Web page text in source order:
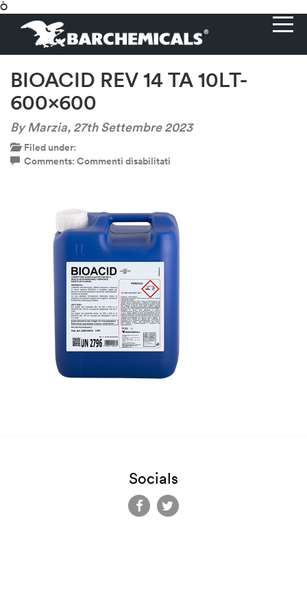
Ò
BIOACID REV 14 TA 10LT-
600×600
By Marzia,27th Settembre 2023
Filed under:
Comments: Commenti disabilitati
TA
10LT-
600×600
Socials